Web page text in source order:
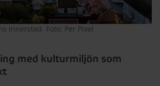
innerstad. Foto: Per Pixel
med kulturmiljön som